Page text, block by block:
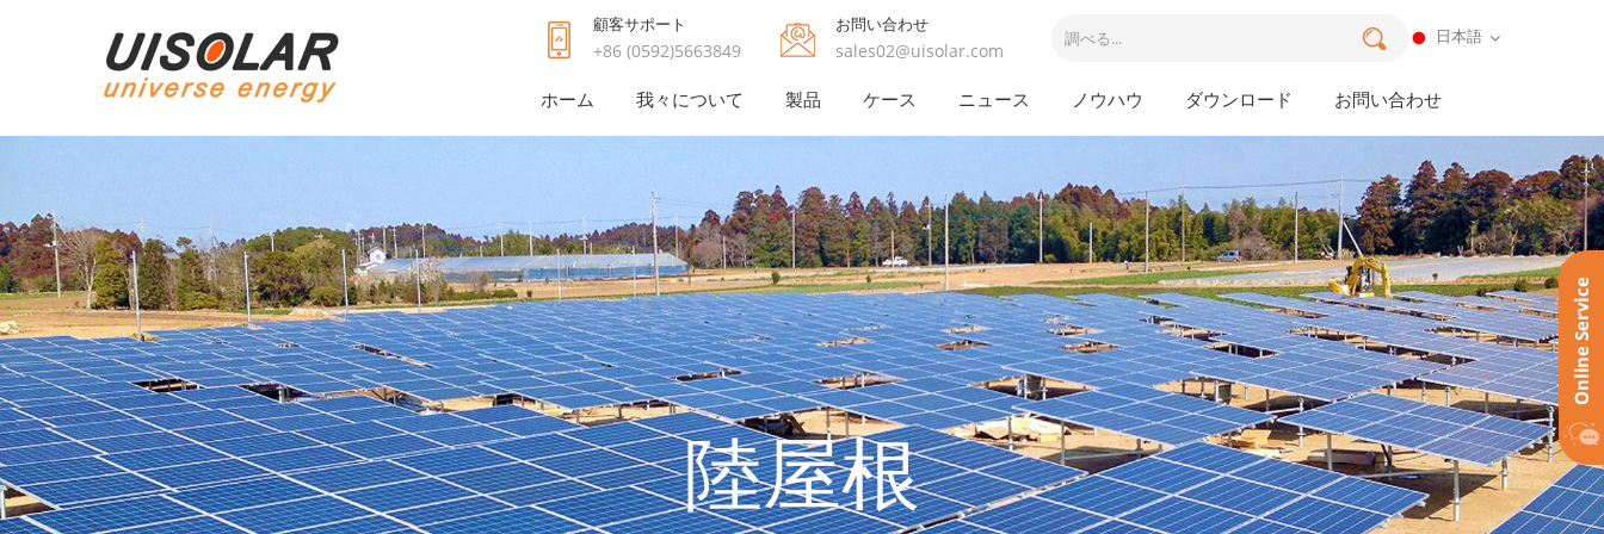
顧客サポート
+86 (0592)5663849
お問い合わせ
sales02@uisolar.com
日本語
ホーム 我々について 製品 ケース ニュース ノウハウ ダウンロード お問い合わせ
陸屋根